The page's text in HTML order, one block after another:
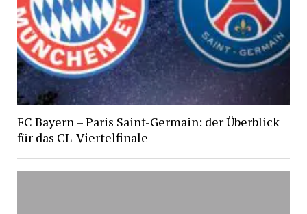
FC Bayern – Paris Saint-Germain: der Überblick
für das CL-Viertelfinale